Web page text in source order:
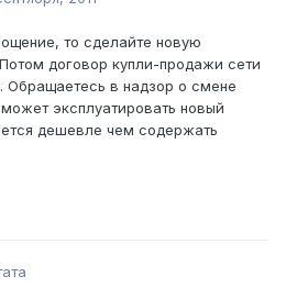
то сделайте новую
договор купли-продажи сети
Обращаетесь в надзор о смене
эксплуатировать новый
дешевле чем содержать